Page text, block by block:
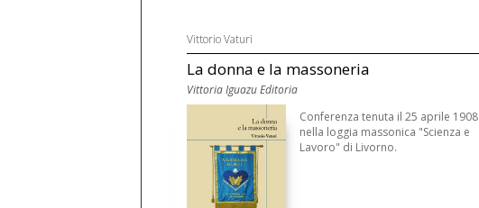
Vittorio Vaturi
La donna e la massoneria
Vittoria Iguazu Editoria
Conferenza tenuta il 25 aprile 1908
nella loggia massonica "Scienza e
Lavoro" di Livorno.